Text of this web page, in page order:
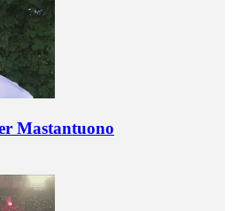
Mastantuono